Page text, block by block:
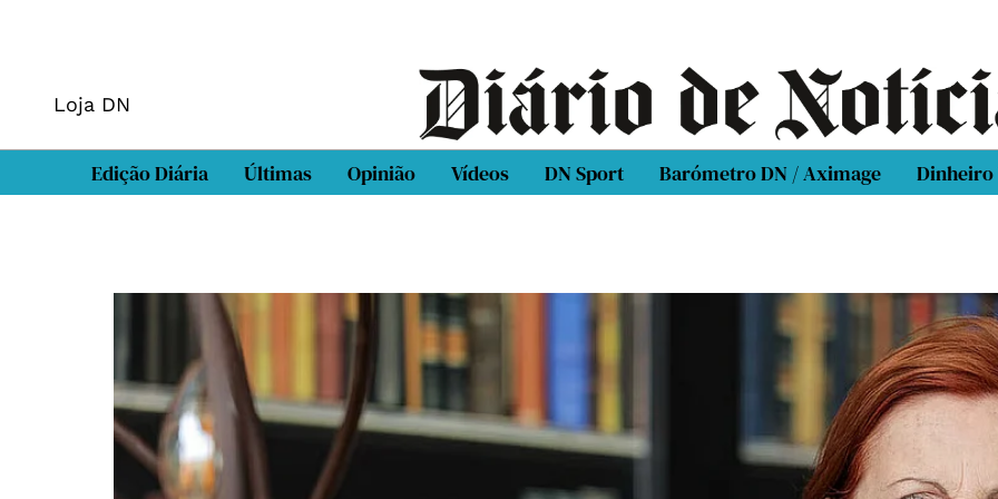
Loja DN
Edição Diária Últimas Opinião Vídeos DN Sport Barómetro DN / Aximage Dinheiro